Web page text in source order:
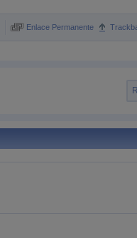
Enlace Permanente